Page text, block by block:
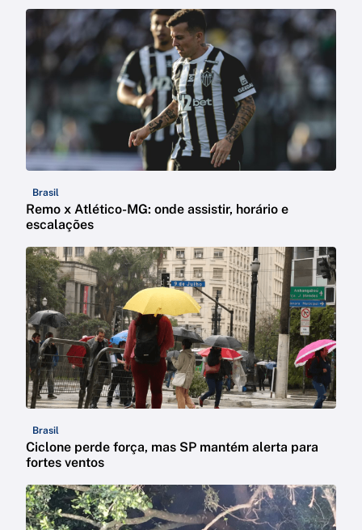
Brasil
Remo x Atlético-MG: onde assistir, horário e
escalações
Brasil
Ciclone perde força, mas SP mantém alerta para
fortes ventos